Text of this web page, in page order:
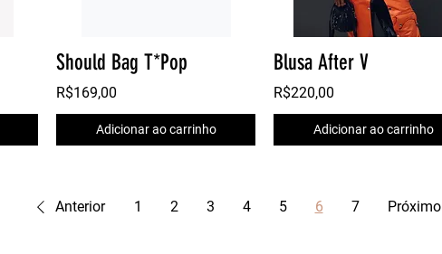
Should Bag T*Pop
R$169,00
Adicionar ao carrinho
Blusa After V
R$220,00
Adicionar ao carrinho
Anterior 1 2 3 4 5 6 7 Próximo